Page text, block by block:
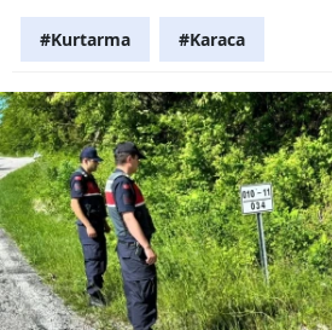
#Kurtarma #Karaca